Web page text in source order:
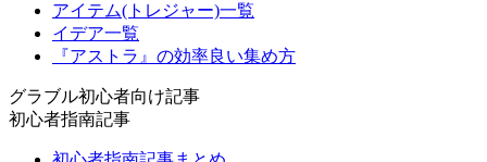
アイテム(トレジャー)一覧
イデア一覧
『アストラ』の効率良い集め方
グラブル初心者向け記事
初心者指南記事